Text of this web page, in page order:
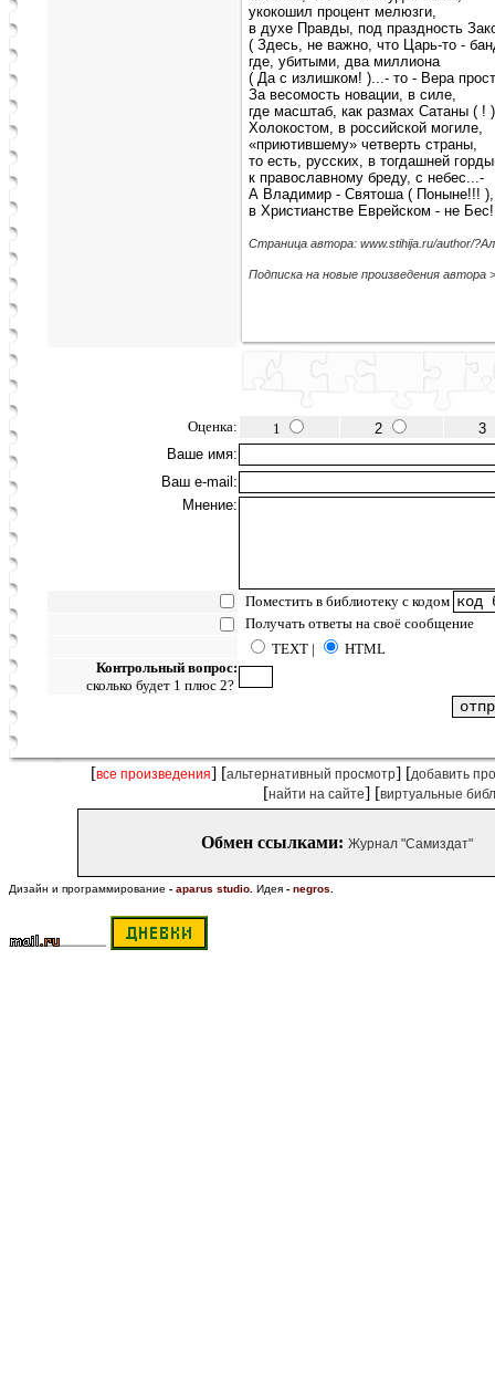
укокошил процент мелюзги,
в духе Правды, под праздность
( Здесь, не важно, что Царь-то -
где, убитыми, два миллиона
( Да с излишком! )...- то - Вера
За весомость новации, в силе,
где масштаб, как размах Сатаны ( !
Холокостом, в российской могиле,
«приютившему» четверть страны,
то есть, русских, в тогдашней
к православному бреду, с небес...-
А Владимир - Святоша ( Поныне!!! ),
в Христианстве Еврейском - не
Страница автора: www.stihija.ru/author/
Подписка на новые произведения автора
Оценка: 1 2
3
Ваше имя:
Ваш e-mail:
Мнение:
Поместить в библиотеку с кодом
Получать ответы на своё сообщение
TEXT |
HTML
Контрольный вопрос:
сколько будет 1 плюс 2?
[все произведения] [альтернативный просмотр] [добавить
[найти на сайте] [виртуальные
Обмен ссылками: Журнал "Самиздат"
Дизайн и программирование - aparus studio Идея - negros